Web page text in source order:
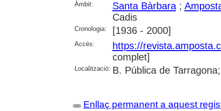
Àmbit: Santa Bàrbara;
Cadis
Cronologia: [1936 - 2000]
Accés:
https://
complet]
Localització: B. Pública de
Enllaç permanent a aquest